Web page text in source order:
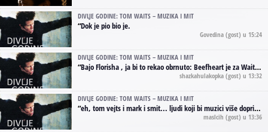
DIVLJE GODINE: TOM WAITS – MUZIKA I MIT
“Dok je pio bio je.
Govedina (gost) u 15:24
DIVLJE GODINE: TOM WAITS – MUZIKA I MIT
“Bajo Florisha , ja bi to rekao obrnuto: Beefheart je za Waitsa, isto sto i Hendrix za Lenny Kravitza
shazkahulakopka (gost) u 13:32
DIVLJE GODINE: TOM WAITS – MUZIKA I MIT
“eh, tom vejts i mark i smit... ljudi koji bi muzici više doprineli da su radili kao vozači tramvaja u gsp-u.
maslcih (gost) u 13:36